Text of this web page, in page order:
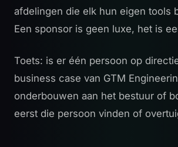
afdelingen die elk hun eigen tools
Een sponsor is geen luxe, het is
Toets: is er één persoon op
business case van GTM
onderbouwen aan het bestuur of
eerst die persoon vinden of